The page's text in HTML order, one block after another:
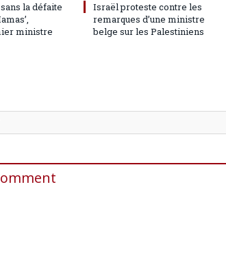
la défaite
ministre
Israël proteste contre les
remarques d’une ministre
belge sur les Palestiniens